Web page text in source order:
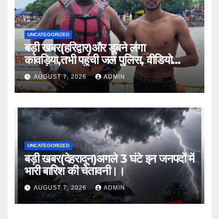
UNCATEGORIZED
बड़ी खबर(हरिद्वार)और डूबने लगा
कांवड़िया,तभी पहुंची जल पुलिस, वीडियो
वायरल।।
AUGUST 7, 2026 ADMIN
UNCATEGORIZED
बड़ी खबर(देहरादून)अगले 3 घंटे इन जनपदों में
भारी बारिश की चेतावनी।।
AUGUST 7, 2026 ADMIN